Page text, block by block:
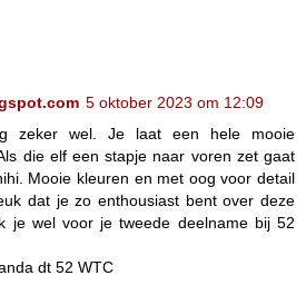
5 oktober 2023 om 12:09
zeker wel. Je laat een hele mooie
die elf een stapje naar voren zet gaat
Mooie kleuren en met oog voor detail
dat je zo enthousiast bent over deze
je wel voor je tweede deelname bij 52
dt 52 WTC